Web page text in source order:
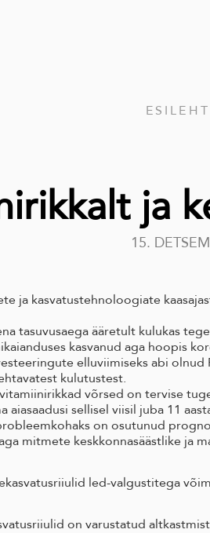
ESILEHT
ja
15.
ja kasvatustehnoloogiate
tasuvusaega ääretult kulukas
kasvanud aga hoopis
elluviimiseks abi
kulutustest.
võrsed on tervise
aiasaadusi sellisel viisil juba 11
on osutunud
mitmete keskkonnasäästlike ja
led-valgustitega
on varustatud